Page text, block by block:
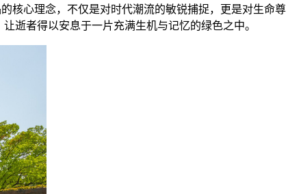
核心理念，不仅是对时代潮流的敏锐捕捉，更是对生命尊
逝者得以安息于一片充满生机与记忆的绿色之中。